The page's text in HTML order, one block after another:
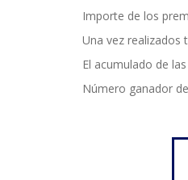
Importe de los
Una vez realizados
El acumulado de
Número ganador